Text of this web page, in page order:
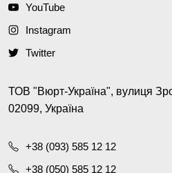
YouTube
Instagram
Twitter
ТОВ "Вюрт-Україна", вулиця
02099, Україна
+38 (093) 585 12 12
+38 (050) 585 12 12